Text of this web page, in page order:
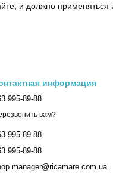
и должно применяться и
информация
995-89-88
вам?
995-89-88
995-89-88